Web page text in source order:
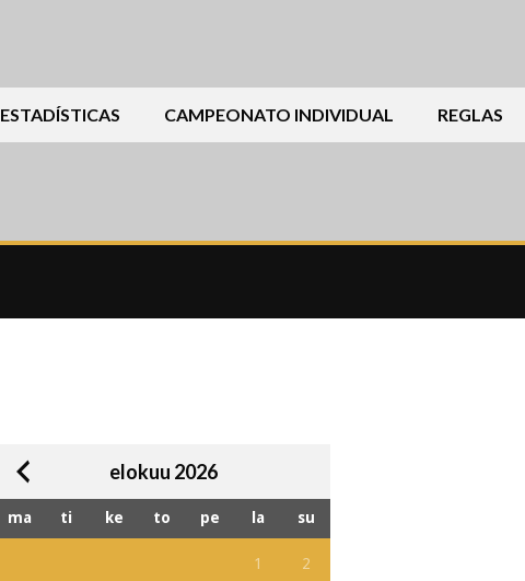
ESTADÍSTICAS CAMPEONATO INDIVIDUAL REGLAS
elokuu 2026
ma ti ke to pe la su
1 2